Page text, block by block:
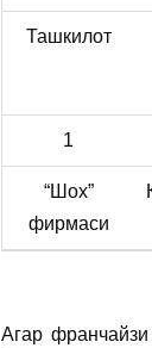
Ташкилот
1
“Шох”
фирмаси
Агар